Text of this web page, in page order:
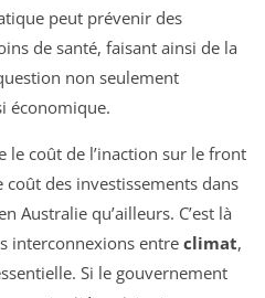
peut prévenir des
de santé, faisant ainsi de la
non seulement
économique.
le coût de l’inaction sur le front
des investissements dans
Australie qu’ailleurs. C’est là
interconnexions entre climat,
Si le gouvernement